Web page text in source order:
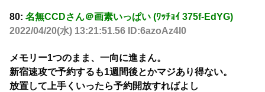
80: 名無CCDさん＠画素いっぱい (ﾜｯﾁｮｲ 375f-EdYG)
2022/04/20(水) 13:21:51.56 ID:6azoAz4l0
メモリー1つのまま、一向に進まん。
新宿速攻で予約するも1週間後とかマジあり得ない。
放置して上手くいったら予約開放すればよし